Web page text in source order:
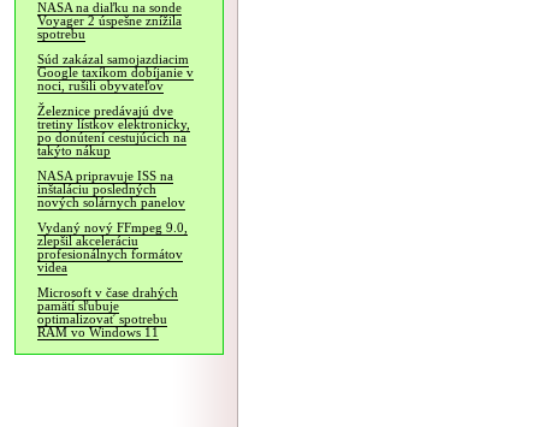
NASA na diaľku na sonde
Voyager 2 úspešne znížila
spotrebu
Súd zakázal samojazdiacim
Google taxíkom dobíjanie v
noci, rušili obyvateľov
Železnice predávajú dve
tretiny lístkov elektronicky,
po donútení cestujúcich na
takýto nákup
NASA pripravuje ISS na
inštaláciu posledných
nových solárnych panelov
Vydaný nový FFmpeg 9.0,
zlepšil akceleráciu
profesionálnych formátov
videa
Microsoft v čase drahých
pamätí sľubuje
optimalizovať spotrebu
RAM vo Windows 11